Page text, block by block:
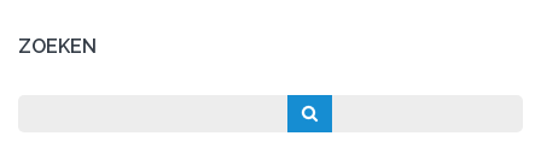
ZOEKEN